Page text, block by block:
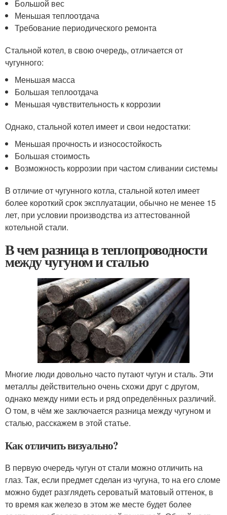
Большой вес
Меньшая теплоотдача
Требование периодического ремонта
Стальной котел, в свою очередь, отличается от
чугунного:
Меньшая масса
Большая теплоотдача
Меньшая чувствительность к коррозии
Однако, стальной котел имеет и свои недостатки:
Меньшая прочность и износостойкость
Большая стоимость
Возможность коррозии при частом сливании системы
В отличие от чугунного котла, стальной котел имеет
более короткий срок эксплуатации, обычно не менее 15
лет, при условии производства из аттестованной
котельной стали.
В чем разница в теплопроводности
между чугуном и сталью
Многие люди довольно часто путают чугун и сталь. Эти
металлы действительно очень схожи друг с другом,
однако между ними есть и ряд определённых различий.
О том, в чём же заключается разница между чугуном и
сталью, расскажем в этой статье.
Как отличить визуально?
В первую очередь чугун от стали можно отличить на
глаз. Так, если предмет сделан из чугуна, то на его сломе
можно будет разглядеть сероватый матовый оттенок, в
то время как железо в этом же месте будет более